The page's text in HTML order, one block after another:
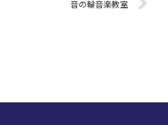
音の輪音楽教室